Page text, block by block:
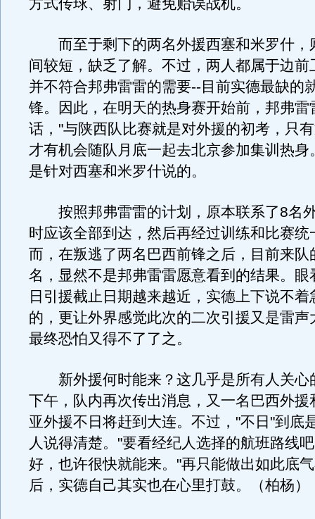
方式传球、射门，避免贻误战机。
而至于剩下的两名外援西塞和米罗什，
间较短，缺乏了解。不过，两人都属于边前
并不符合邦弗雷雷的需要--目前实德最缺的
锋。因此，在明天的热身赛开始前，邦弗雷
话，"与陕西队比赛就是对外援的初考，只
才有机会随队月底一起去北京参加集训热身
是针对西塞和米罗什说的。
按照邦弗雷雷的计划，原本联系了8名
时应该全部到达，然后再经过训练和比赛统
而，在叛逃了两名巴西前锋之后，目前来队
名，显然不是邦弗雷雷愿意看到的结果。眼
日引援截止日期越来越近，实德上下说不着
的，更让外界感觉此次的二次引援又是雷声
最终恐怕又得不了了之。
新外援何时能来？这几乎是所有人关心
下午，队内再次传出消息，又一名巴西外援
亚外援不日将赶到大连。不过，"不日"到底
人说得清楚。"要看经纪人选择的航班路线
好，也许很快就能来。"再只能做出如此底
后，实德自己其实也在心里打鼓。（柏杨）